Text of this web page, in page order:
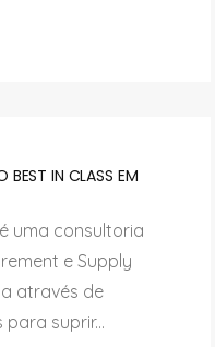
BEST IN CLASS EM
uma consultoria
e Supply
através de
suprir...